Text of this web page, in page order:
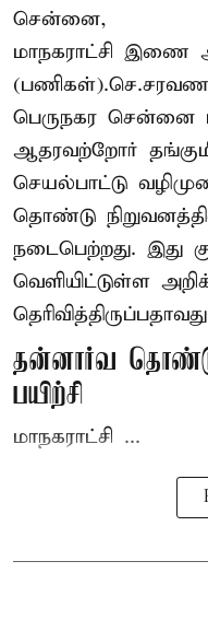
சென்னை,
மாநகராட்சி
பெருநகர சென்னை
ஆதரவற்றோர்
செயல்பாட்டு
தொண்டு
நடைபெற்றது. இது
வெளியிட்டுள்ள
தன்னார்வ தொண்டு
பயிற்சி
மாநகராட்சி ...